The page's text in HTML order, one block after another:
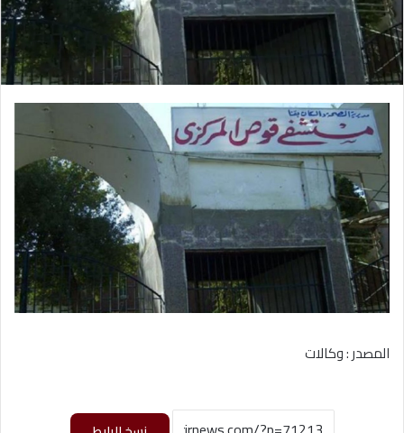
المصدر : وكالات